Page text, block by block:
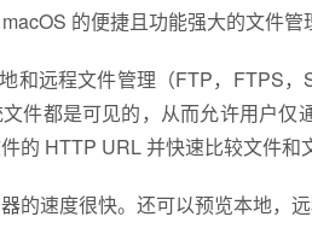
的便捷且功能强大的文件管
和远程文件管理（FTP，FTPS
件都是可见的，从而允许用户
的 HTTP URL 并快速比较文件和
的速度很快。还可以预览本地，